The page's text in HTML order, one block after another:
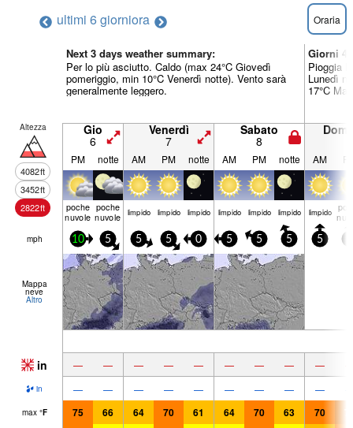
ultimi 6 giorniora Oraria
Next 3 days weather summary:
Per lo più asciutto. Caldo (max 24°C Giovedì
pomeriggio, min 10°C Venerdì notte). Vento sarà
generalmente leggero.
Giorni
Pioggia
Lunedì
17°C
Altezza
4082ft
3452ft
2822ft
Gio
6
Venerdì
7
Sabato
8
PM notte AM PM notte AM PM notte AM
poche
nuvole
poche
nuvole limp­ido limp­ido limp­ido limp­ido limp­ido limp­ido limp­ido
mph 10 5 5 5 0 5 5 5 5
Mappa
neve
Altro
in — — — — — — — — —
in — — — — — — — — —
max °F 75 66 64 70 61 64 70 63 70